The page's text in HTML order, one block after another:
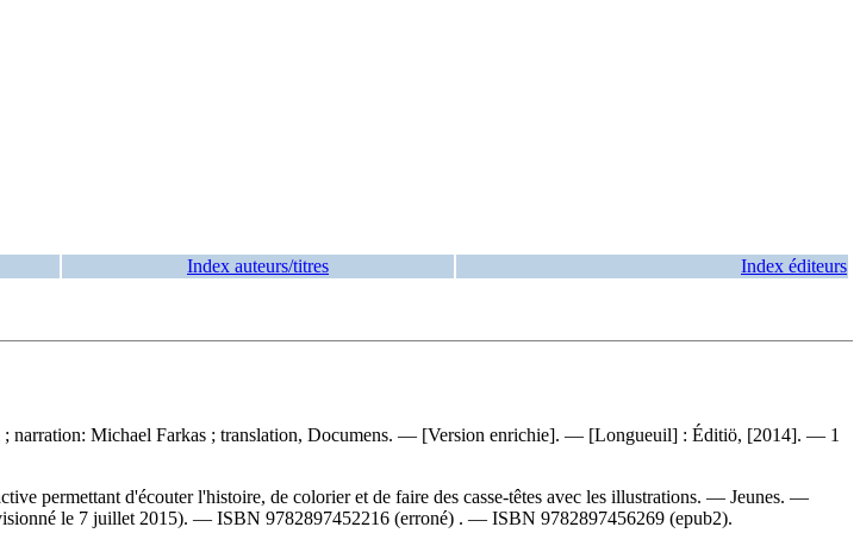
Index auteurs/titres Index éditeurs
; narration: Michael Farkas ; translation, Documens. — [Version enrichie]. — [Longueuil] : Éditiö, [2014]. — 1
permettant d'écouter l'histoire, de colorier et de faire des casse-têtes avec les illustrations. — Jeunes. —
le 7 juillet 2015). — ISBN 9782897452216 (erroné) . — ISBN 9782897456269 (epub2).